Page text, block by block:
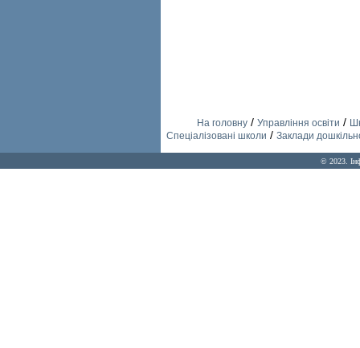
На головну/ Управління освіти /
Спеціалізовані школи / Заклади
© 2023.